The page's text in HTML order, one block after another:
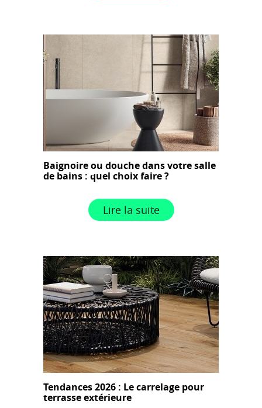
Baignoire ou douche dans votre salle
de bains : quel choix faire ?
Lire la suite
Tendances 2026 : Le carrelage pour
terrasse extérieure